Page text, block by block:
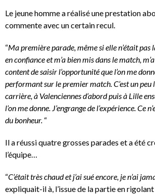
Le jeune homme a réalisé une prestation
commente avec un certain recul.
“Ma première parade, même si elle n’était pas
en confiance et m’a bien mis dans le match,
content de saisir l’opportunité que l’on me
performant sur le premier match. C’est un peu
carrière, à Valenciennes d’abord puis à Lille
l’on me donne. J’engrange de l’expérience. Ce
du bonheur. “
Il a réussi quatre grosses parades et a été
l’équipe…
“C’était très chaud et j’ai sué encore, je n’ai
expliquait-il à, l’issue de la partie en